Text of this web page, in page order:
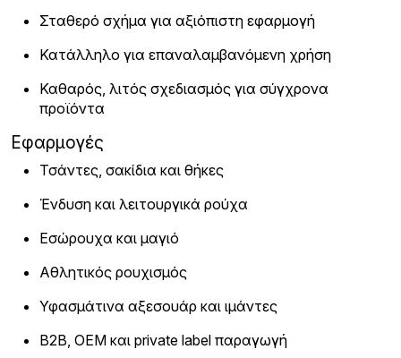
Σταθερό σχήμα για αξιόπιστη εφαρμογή
Κατάλληλο για επαναλαμβανόμενη χρήση
Καθαρός, λιτός σχεδιασμός για σύγχρονα
προϊόντα
Εφαρμογές
Τσάντες, σακίδια και θήκες
Ένδυση και λειτουργικά ρούχα
Εσώρουχα και μαγιό
Αθλητικός ρουχισμός
Υφασμάτινα αξεσουάρ και ιμάντες
B2B, OEM και private label παραγωγή